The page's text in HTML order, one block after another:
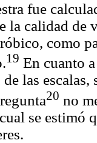
fue
la calidad de
como
19 En cuanto
las
20 no
se estimó